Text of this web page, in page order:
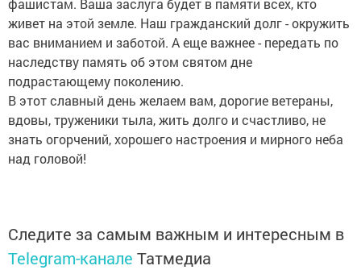
фашистам. Ваша заслуга будет в памяти всех, кто
живет на этой земле. Наш гражданский долг - окружить
вас вниманием и заботой. А еще важнее - передать по
наследству память об этом святом дне
подрастающему поколению.
В этот славный день желаем вам, дорогие ветераны,
вдовы, труженики тыла, жить долго и счастливо, не
знать огорчений, хорошего настроения и мирного неба
над головой!
Следите за самым важным и интересным в
Telegram-канале Татмедиа